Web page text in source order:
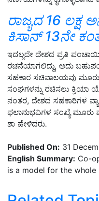
ರಾಜ್ಯದ 16 ಲಕ್ಷ
ಕಿಸಾನ್‌ 13ನೇ
ಇದಲ್ಲದೇ ದೇಶದ ಪ್ರತಿ
ರಚನೆಯಾಗಲಿದ್ದು, ಅದು
ಸಹಕಾರ ಸಚಿವಾಲಯವು ಮೂರು
ಸಂಘಗಳನ್ನು ರಚಿಸಲು
ನಂತರ, ದೇಶದ ಸಹಕಾರಿಗಳ
ಫಲಾನುಭವಿಗಳ ಸಂಖ್ಯೆ ಮೂರು
ಶಾ ಹೇಳಿದರು.
Published On: 31
English Summary: Co-
is a model for the